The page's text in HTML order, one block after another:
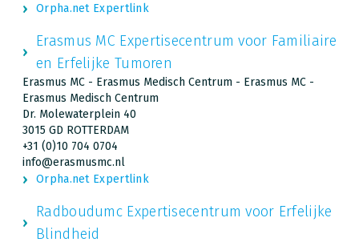
Orpha.net Expertlink
Erasmus MC Expertisecentrum voor Familiaire
en Erfelijke Tumoren
Erasmus MC - Erasmus Medisch Centrum - Erasmus MC -
Erasmus Medisch Centrum
Dr. Molewaterplein 40
3015 GD ROTTERDAM
+31 (0)10 704 0704
info@erasmusmc.nl
Orpha.net Expertlink
Radboudumc Expertisecentrum voor Erfelijke
Blindheid